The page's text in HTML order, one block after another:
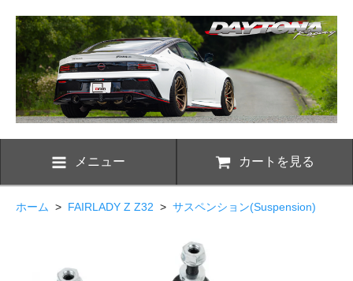
メニュー カートを見る
ホーム > FAIRLADY Z Z32 > サスペンション(Suspension)